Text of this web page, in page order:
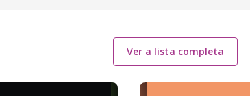
Ver a lista completa